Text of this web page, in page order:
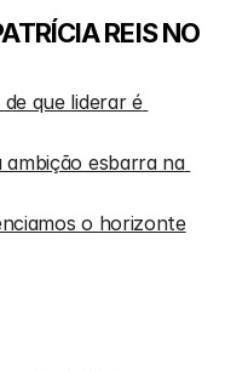
REIS NO
que liderar é
ambição esbarra na
o horizonte